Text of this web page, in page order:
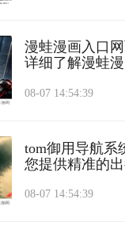
漫蛙漫画入口
详细了解漫蛙
08-07 14:54:39
tom御用导航系
您提供精准的
08-07 14:54:39